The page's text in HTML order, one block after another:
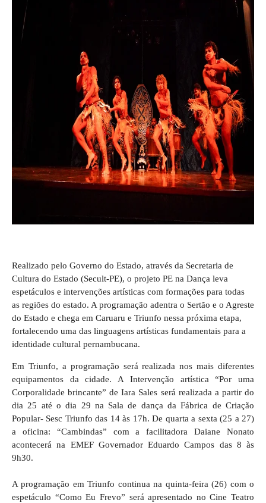
Realizado pelo Governo do Estado, através da Secretaria de
Cultura do Estado (Secult-PE), o projeto PE na Dança leva
espetáculos e intervenções artísticas com formações para todas
as regiões do estado. A programação adentra o Sertão e o Agreste
do Estado e chega em Caruaru e Triunfo nessa próxima etapa,
fortalecendo uma das linguagens artísticas fundamentais para a
identidade cultural pernambucana.
Em Triunfo, a programação será realizada nos mais diferentes
equipamentos da cidade. A Intervenção artística “Por uma
Corporalidade brincante” de Iara Sales será realizada a partir do
dia 25 até o dia 29 na Sala de dança da Fábrica de Criação
Popular- Sesc Triunfo das 14 às 17h. De quarta a sexta (25 a 27)
a oficina: “Cambindas” com a facilitadora Daiane Nonato
acontecerá na EMEF Governador Eduardo Campos das 8 às
9h30.
A programação em Triunfo continua na quinta-feira (26) com o
espetáculo “Como Eu Frevo” será apresentado no Cine Teatro